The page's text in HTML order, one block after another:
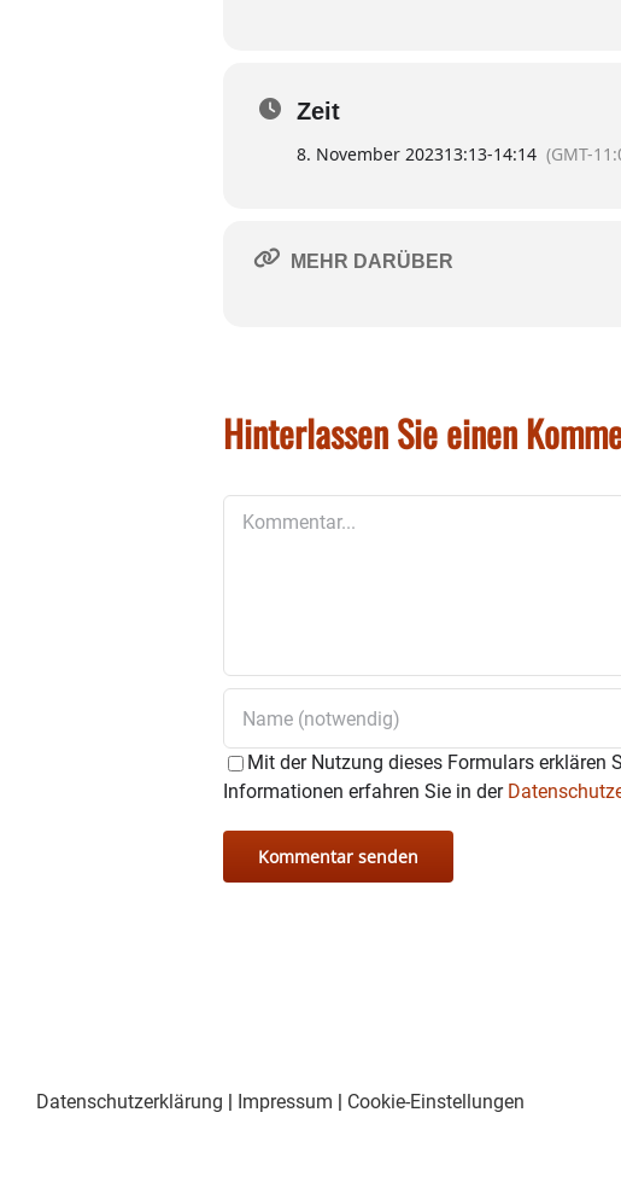
Zeit
8. November 202313:13-14:14 (GMT-
MEHR DARÜBER
Hinterlassen Sie einen
Mit der Nutzung dieses Formulars erklären
Informationen erfahren Sie in der
Datenschutzerklärung | Impressum | Cookie-Einstellungen